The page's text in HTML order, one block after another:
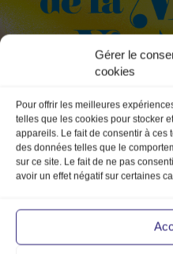
Gérer le
cookies
Pour offrir les meilleures
telles que les cookies pour stocker
appareils. Le fait de consentir à ces
des données telles que le
sur ce site. Le fait de ne pas
avoir un effet négatif sur certaines
leboncoin-deco-